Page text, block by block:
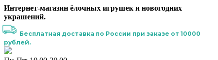
Интернет-магазин ёлочных игрушек и новогодних
украшений.
Бесплатная доставка по России при заказе от 10000
рублей.